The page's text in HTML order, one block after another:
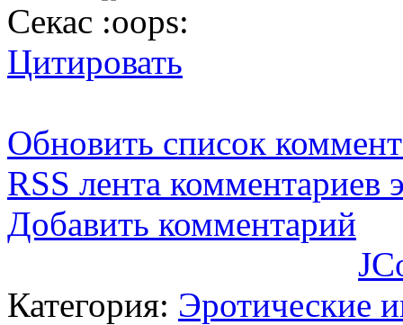
Секас
Цитировать
Обновить список
RSS лента комментариев
Добавить комментарий
Категория: Эротические